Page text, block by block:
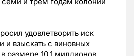
удовлетворить иск
и взыскать с виновных
размере 10,1 миллионов